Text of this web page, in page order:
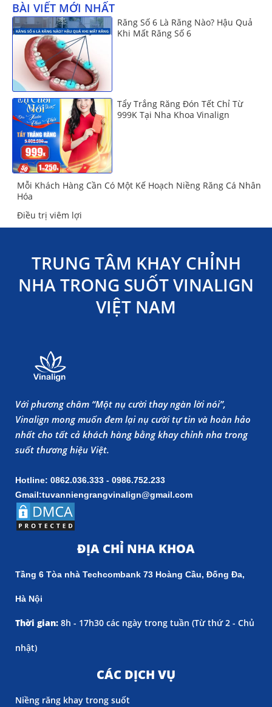
BÀI VIẾT MỚI NHẤT
Răng Số 6 Là Răng Nào? Hậu Quả
Khi Mất Răng Số 6
Tẩy Trắng Răng Đón Tết Chỉ Từ
999K Tại Nha Khoa Vinalign
Mỗi Khách Hàng Cần Có Một Kế Hoạch Niềng Răng Cá Nhân
Hóa
Điều trị viêm lợi
TRUNG TÂM KHAY CHỈNH
NHA TRONG SUỐT VINALIGN
VIỆT NAM
Với phương châm “Một nụ cười thay ngàn lời nói”,
Vinalign mong muốn đem lại nụ cười tự tin và hoàn hảo
nhất cho tất cả khách hàng bằng khay chỉnh nha trong
suốt thương hiệu Việt.
Hotline: 0862.036.333 - 0986.752.233
Gmail:tuvanniengrangvinalign@gmail.com
ĐỊA CHỈ NHA KHOA
Tầng 6 Tòa nhà Techcombank 73 Hoàng Cầu, Đống Đa,
Hà Nội
Thời gian: 8h - 17h30 các ngày trong tuần (Từ thứ 2 - Chủ
nhật)
CÁC DỊCH VỤ
Niềng răng khay trong suốt